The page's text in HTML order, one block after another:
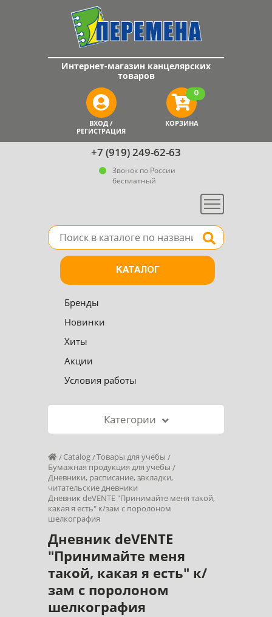
+7 (919) 249-62-63
Звонок по России
бесплатный
Меню
Интернет-магазин канцелярских
товаров
ВХОД /
РЕГИСТРАЦИЯ
КОРЗИНА
0
Поле для поиска товара в каталоге Найти
КАТАЛОГ
Бренды
Новинки
Хиты
Акции
Условия работы
Категории
Catalog Товары для учебы
Бумажная продукция для учебы
Дневники, расписание, закладки,
читательские дневники
Дневник deVENTE "Принимайте меня такой,
какая я есть" к/зам с поролоном
шелкография
Дневник deVENTE
"Принимайте меня
такой, какая я есть" к/
зам с поролоном
шелкография